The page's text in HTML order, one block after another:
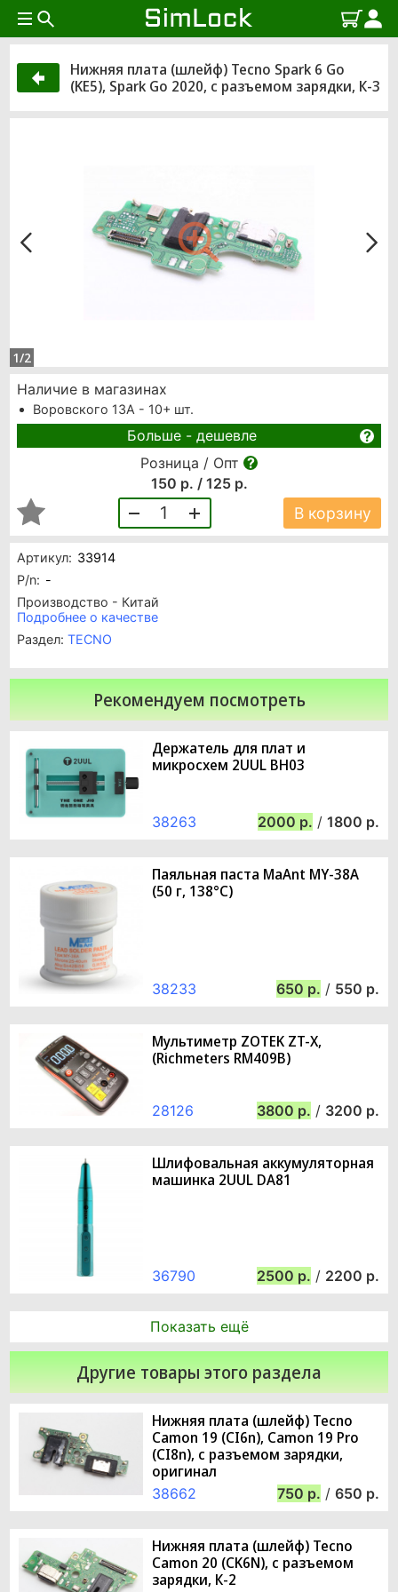
Нижняя плата (шлейф) Tecno Spark 6 Go
(KE5), Spark Go 2020, с разъемом зарядки, К-3
1/2
Артикул: 33914
P/n: -
Производство - Китай
Подробнее о качестве
Раздел: TECNO
Наличие в магазинах
Воровского 13А - 10+ шт.
Больше - дешевле
Розница / Опт
150 р. / 125 р.
1 В корзину
Рекомендуем посмотреть
Держатель для плат и
микросхем 2UUL BH03
38263 2000 / 1800
Паяльная паста MaAnt MY-38A
(50 г, 138°C)
38233 650 / 550
Мультиметр ZOTEK ZT-X,
(Richmeters RM409B)
28126 3800 / 3200
Шлифовальная аккумуляторная
машинка 2UUL DA81
36790 2500 / 2200
Показать ещё
Другие товары этого раздела
Нижняя плата (шлейф) Tecno
Camon 19 (CI6n), Camon 19 Pro
(CI8n), с разъемом зарядки,
оригинал
38662 750 / 650
Нижняя плата (шлейф) Tecno
Camon 20 (CK6N), с разъемом
зарядки, К-2